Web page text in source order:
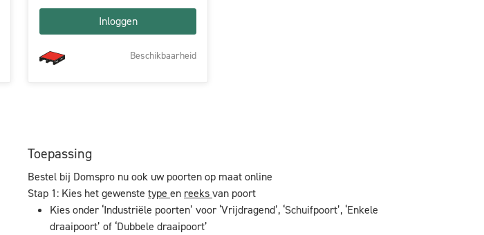
Inloggen
Beschikbaarheid
Toepassing
Bestel bij Domspro nu ook uw poorten op maat online
Stap 1: Kies het gewenste type en reeksvan poort
Kies onder ‘Industriële poorten’ voor ‘Vrijdragend’, ‘Schuifpoort’, ‘Enkele
draaipoort’ of ‘Dubbele draaipoort’